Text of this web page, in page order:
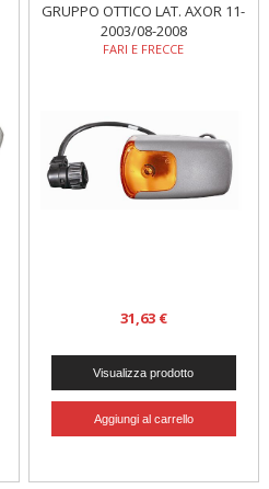
GRUPPO OTTICO LAT. AXOR 11-
2003/08-2008
FARI E FRECCE
31,63 €